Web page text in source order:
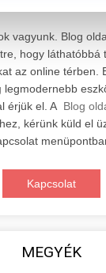
technikusaink
minden
és
Online
Ügynökség
online
média kezelést és
Növekedés
🛴 3. Legjobb
Roller
rollereket.
🔗 4. Prémium
vagyunk. Blog
hogy láthatóbbá
az online térben.
legmodernebb
érjük el. A Blog
kérünk küld el
Kapcsolat
MEGYÉK